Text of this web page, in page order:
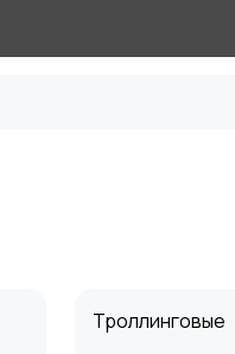
Троллинговые